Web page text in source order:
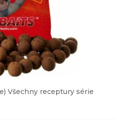
Všechny receptury série
látky bez použití
či jiných umělých